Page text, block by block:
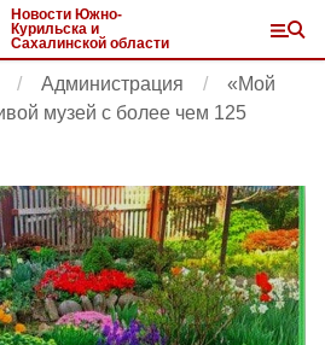
Новости Южно-
Курильска и
Сахалинской области
Администрация
«Мой
музей с более чем 125